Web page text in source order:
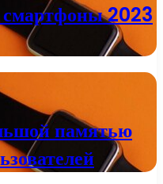
2023
памятью